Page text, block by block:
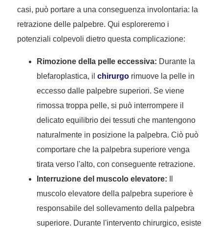
casi, può portare a una conseguenza involontaria: la
retrazione delle palpebre. Qui esploreremo i
potenziali colpevoli dietro questa complicazione:
Rimozione della pelle eccessiva: Durante la
blefaroplastica, il chirurgo rimuove la pelle in
eccesso dalle palpebre superiori. Se viene
rimossa troppa pelle, si può interrompere il
delicato equilibrio dei tessuti che mantengono
naturalmente in posizione la palpebra. Ciò può
comportare che la palpebra superiore venga
tirata verso l'alto, con conseguente retrazione.
Interruzione del muscolo elevatore:
muscolo elevatore della palpebra superiore è
responsabile del sollevamento della palpebra
superiore. Durante l'intervento chirurgico, esiste